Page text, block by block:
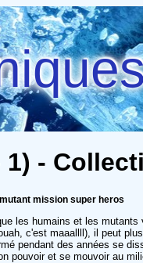
1) -
mission super heros
les humains et les
c'est maaallll), il peut
pendant des années se
pouvoir et se mouvoir au